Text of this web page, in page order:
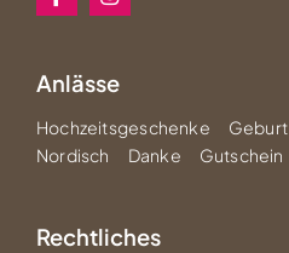
Anlässe
Hochzeitsgeschenke Geburt
Nordisch
Danke Gutschein
Rechtliches